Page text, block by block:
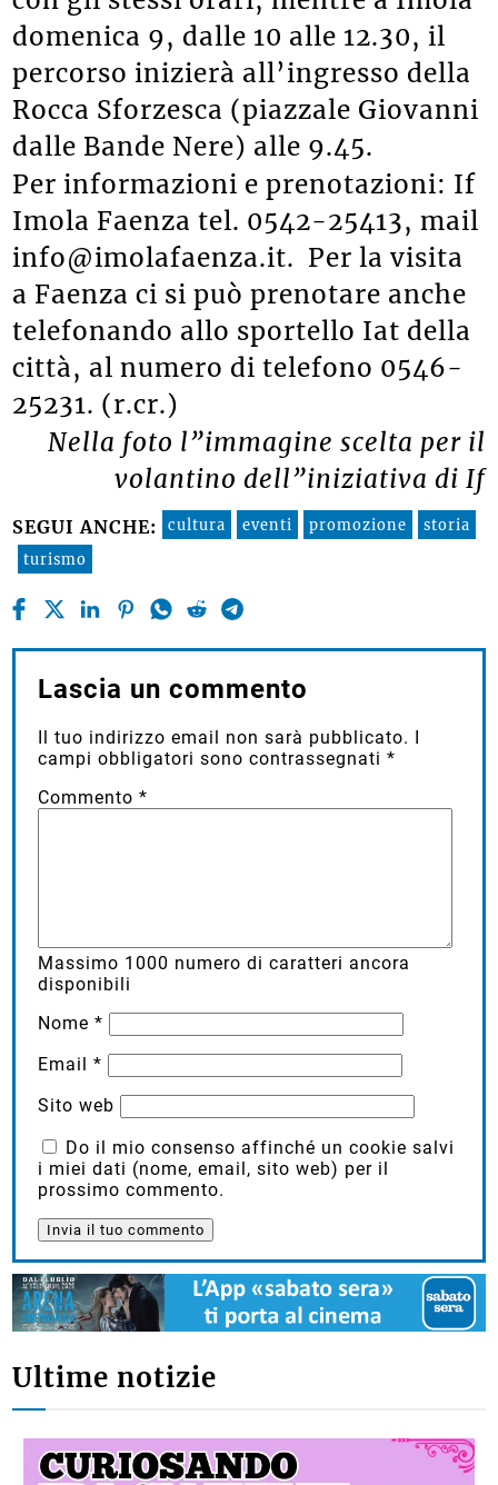
domenica 9, dalle 10 alle 12.30, il
percorso inizierà all’ingresso della
Rocca Sforzesca (piazzale Giovanni
dalle Bande Nere) alle 9.45.
Per informazioni e prenotazioni: If
Imola Faenza tel. 0542-25413, mail
info@imolafaenza.it. Per la visita
a Faenza ci si può prenotare anche
telefonando allo sportello Iat della
città, al numero di telefono 0546-
25231. (r.cr.)
Nella foto l”immagine scelta per il
volantino dell”iniziativa di If
SEGUI ANCHE: cultura eventi promozione
storia
turismo
Lascia un commento
Il tuo indirizzo email non sarà pubblicato. I
campi obbligatori sono contrassegnati*
Commento*
Massimo 1000 numero di caratteri ancora
disponibili
Nome*
Email*
Sito web
Do il mio consenso affinché un cookie salvi
i miei dati (nome, email, sito web) per il
prossimo commento.
Ultime notizie